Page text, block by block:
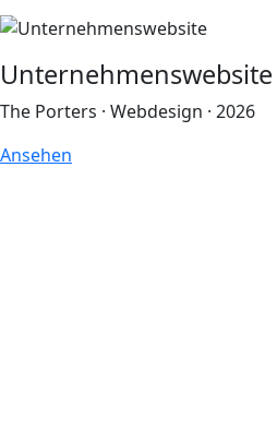
Unternehmenswebsite
The Porters · Webdesign · 2026
Ansehen